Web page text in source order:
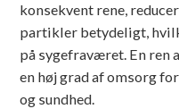
konsekvent rene,
partikler betydeligt,
på sygefraværet. En ren
en høj grad af omsorg
og sundhed.